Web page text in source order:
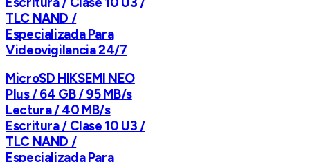
TLC NAND /
Especializada Para
Videovigilancia 24/7
MicroSD HIKSEMI NEO
Plus / 64 GB / 95 MB/s
Lectura / 40 MB/s
Escritura / Clase 10 U3 /
TLC NAND /
Especializada Para